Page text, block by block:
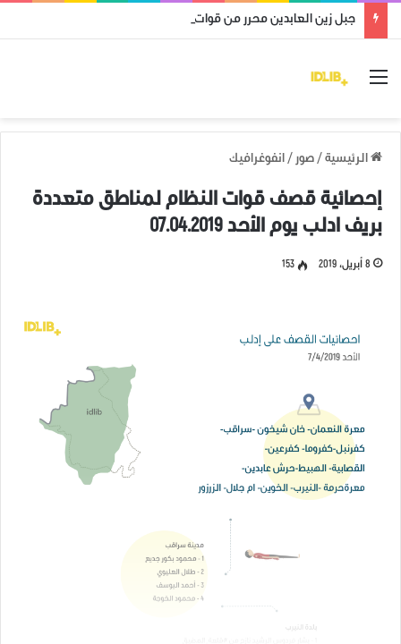
جبل زين العابدين محرر من قوات النظام وميليشياته
القائمة
الرئيسية / صور / انفوغرافيك
إحصائية قصف قوات النظام لمناطق متعددة
بريف ادلب يوم الأحد 07.04.2019
8 أبريل، 2019 153